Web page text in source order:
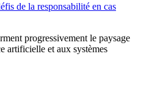
de la responsabilité en cas
progressivement le paysage
artificielle et aux systèmes